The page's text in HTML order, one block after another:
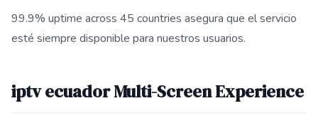
99.9% uptime across 45 countries asegura que el servicio
esté siempre disponible para nuestros usuarios.
iptv ecuador Multi-Screen Experience